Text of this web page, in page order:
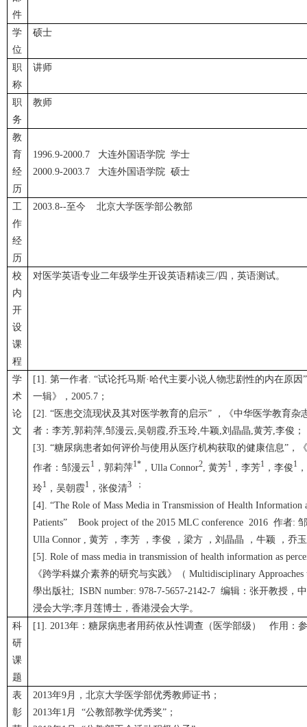
件
学
位
硕士
职
称
讲师
职
务
教师
教
育
经
历
1996.9-2000.7 大连外国语学院 学士
2000.9-2003.7 大连外国语学院 硕士
工
作
经
历
2003.8--至今 北京大学医学部公教部
校
内
开
设
课
程
对医学英语专业二年级学生开设英语精读三/四，英语测试。
学
术
论
文
[1]. 第一作者. “试论托马斯·哈代主要小说人物悲剧性的内在原
一辑》，2005.7；
[2]. “医患交流现状及其对医学教育的启示” ，《中华医学教育杂
者：李芳,郭莉萍,邹漫云,吴朝霞,乔玉玲,牛颖,刘晶晶,黄芳,李俊；
[3]. “糖尿病患者如何评价与使用从医疗机构获取的健康信息”，
作者：邹漫云1 ，郭莉萍1* ，Ulla Connor2, 黄芳1 ，李芳1 ，李俊1
玲1 ，吴朝霞1 ，张俊清3 ；
[4]. “The Role of Mass Media in Transmission of Health Information
Patients” Book project of the 2015 MLC conference 2016作者:
Ulla Connor , 黄芳 ，李芳 ，李俊 ，梁方 ，刘晶晶 ，牛颖 ，乔
[5]. Role of mass media in transmission of health information as
《跨学科媒介素养的研究与实践》（ Multidisciplinary
學出版社; ISBN number: 978-7-5657-2142-7 编辑：张开教授，
浸会大学;李月莲博士，香港浸会大学。
科
研
课
题
[1]. 2013年：糖尿病患者用药依从性调查（医学部级） 作用：
表
彰
2013年9月，北京大学医学部优秀教师证书；
2013年1月 “公教部教学优秀奖”；